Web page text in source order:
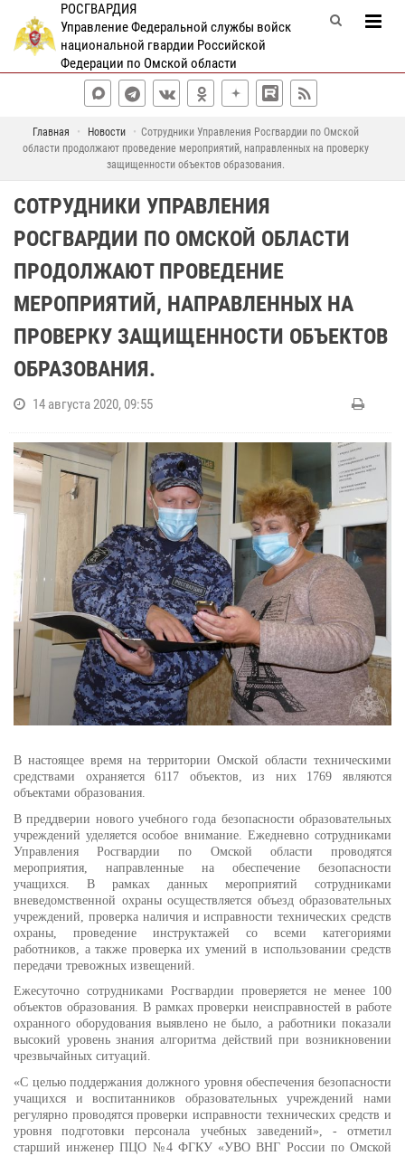
РОСГВАРДИЯ
Управление Федеральной службы войск
национальной гвардии Российской
Федерации по Омской области
Главная Новости
Сотрудники Управления Росгвардии по Омской
области продолжают проведение мероприятий, направленных на проверку
защищенности объектов образования.
СОТРУДНИКИ УПРАВЛЕНИЯ
РОСГВАРДИИ ПО ОМСКОЙ ОБЛАСТИ
ПРОДОЛЖАЮТ ПРОВЕДЕНИЕ
МЕРОПРИЯТИЙ, НАПРАВЛЕННЫХ НА
ПРОВЕРКУ ЗАЩИЩЕННОСТИ ОБЪЕКТОВ
ОБРАЗОВАНИЯ.
14 августа 2020, 09:55
В настоящее время на территории Омской области техническими
средствами охраняется 6117 объектов, из них 1769 являются
объектами образования.
В преддверии нового учебного года безопасности образовательных
учреждений уделяется особое внимание. Ежедневно сотрудниками
Управления Росгвардии по Омской области проводятся
мероприятия, направленные на обеспечение безопасности
учащихся. В рамках данных мероприятий сотрудниками
вневедомственной охраны осуществляется объезд образовательных
учреждений, проверка наличия и исправности технических средств
охраны, проведение инструктажей со всеми категориями
работников, а также проверка их умений в использовании средств
передачи тревожных извещений.
Ежесуточно сотрудниками Росгвардии проверяется не менее 100
объектов образования. В рамках проверки неисправностей в работе
охранного оборудования выявлено не было, а работники показали
высокий уровень знания алгоритма действий при возникновении
чрезвычайных ситуаций.
«С целью поддержания должного уровня обеспечения безопасности
учащихся и воспитанников образовательных учреждений нами
регулярно проводятся проверки исправности технических средств и
уровня подготовки персонала учебных заведений», - отметил
старший инженер ПЦО №4 ФГКУ «УВО ВНГ России по Омской